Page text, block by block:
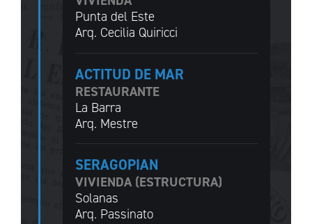
Punta del Este
Arq. Cecilia Quiricci
ACTITUD DE MAR
RESTAURANTE
La Barra
Arq. Mestre
SERAGOPIAN
VIVIENDA (ESTRUCTURA)
Solanas
Arq. Passinato